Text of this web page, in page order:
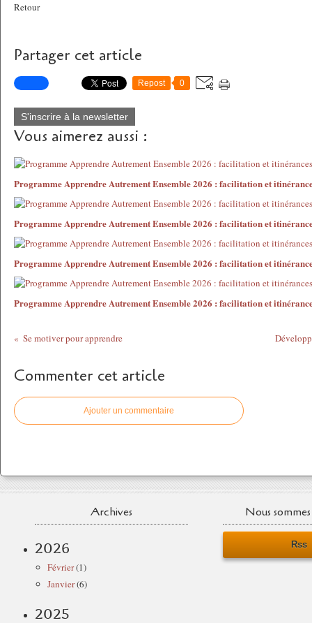
Retour
Partager cet article
Repost 0
S'inscrire à la newsletter
Vous aimerez aussi :
Programme Apprendre Autrement Ensemble 2026 : facilitation et
Programme Apprendre Autrement Ensemble 2026 : facilitation et
Programme Apprendre Autrement Ensemble 2026 : facilitation et
Programme Apprendre Autrement Ensemble 2026 : facilitation et
Se motiver pour apprendre
Commenter cet article
Ajouter un commentaire
Archives
2026
Février(1)
Janvier(6)
2025
Nous
Rss